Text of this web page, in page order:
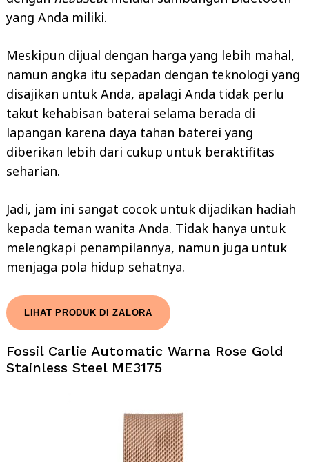
yang Anda miliki.
Meskipun dijual dengan harga yang lebih mahal,
namun angka itu sepadan dengan teknologi yang
disajikan untuk Anda, apalagi Anda tidak perlu
takut kehabisan baterai selama berada di
lapangan karena daya tahan baterei yang
diberikan lebih dari cukup untuk beraktifitas
seharian.
Jadi, jam ini sangat cocok untuk dijadikan hadiah
kepada teman wanita Anda. Tidak hanya untuk
melengkapi penampilannya, namun juga untuk
menjaga pola hidup sehatnya.
LIHAT PRODUK DI ZALORA
Fossil Carlie Automatic Warna Rose Gold
Stainless Steel ME3175